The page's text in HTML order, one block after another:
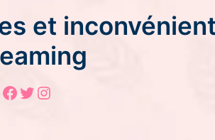
et
Facebook
Twitter
Instagram